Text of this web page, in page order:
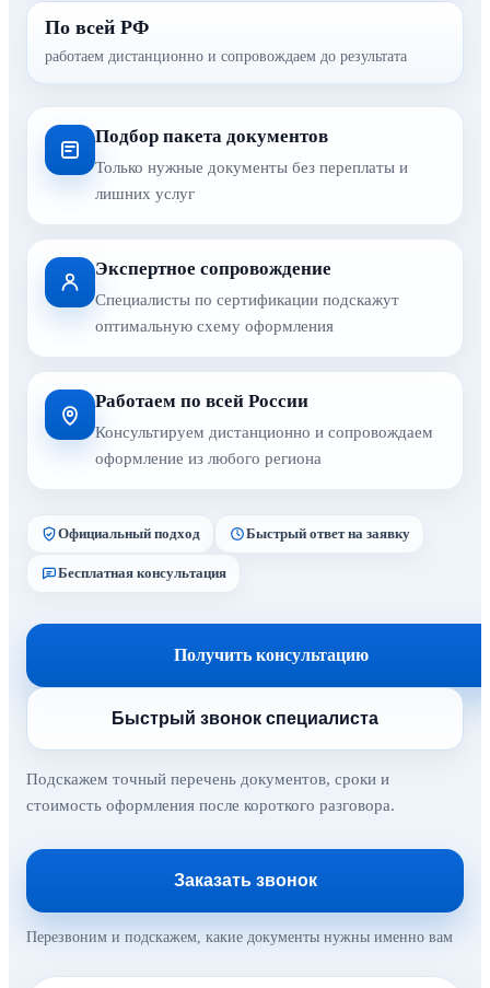
По всей РФ
работаем дистанционно и сопровождаем до результата
Подбор пакета документов
Только нужные документы без переплаты и
лишних услуг
Экспертное сопровождение
Специалисты по сертификации подскажут
оптимальную схему оформления
Работаем по всей России
Консультируем дистанционно и сопровождаем
оформление из любого региона
Официальный подход Быстрый ответ на заявку
Бесплатная консультация
Получить консультацию
Быстрый звонок специалиста
Подскажем точный перечень документов, сроки и
стоимость оформления после короткого разговора.
Заказать звонок
Перезвоним и подскажем, какие документы нужны именно вам